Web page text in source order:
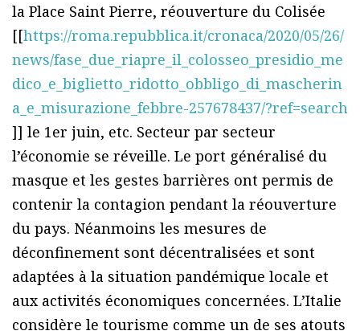
la Place Saint Pierre, réouverture du Colisée
[[https://roma.repubblica.it/cronaca/2020/05/26/
news/fase_due_riapre_il_colosseo_presidio_me
dico_e_biglietto_ridotto_obbligo_di_mascherin
a_e_misurazione_febbre-257678437/?ref=search
]] le 1er juin, etc. Secteur par secteur
l’économie se réveille. Le port généralisé du
masque et les gestes barrières ont permis de
contenir la contagion pendant la réouverture
du pays. Néanmoins les mesures de
déconfinement sont décentralisées et sont
adaptées à la situation pandémique locale et
aux activités économiques concernées. L’Italie
considère le tourisme comme un de ses atouts